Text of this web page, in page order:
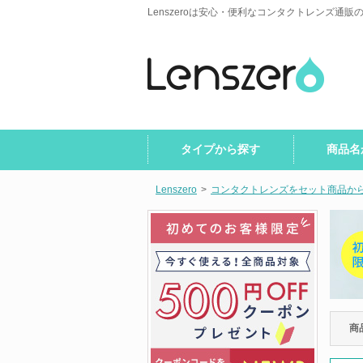
Lenszeroは安心・便利なコンタクトレンズ通販
タイプから探す 商品
Lenszero > コンタクトレンズをセット商品か
商